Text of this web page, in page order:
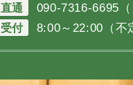
直通 090-7316-6695（
受付 8:00～22:00（不